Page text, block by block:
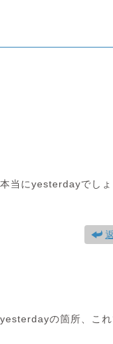
当にyesterdayでしょ
の箇所、これ